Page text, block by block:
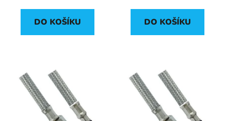
DO KOŠÍKU DO KOŠÍKU